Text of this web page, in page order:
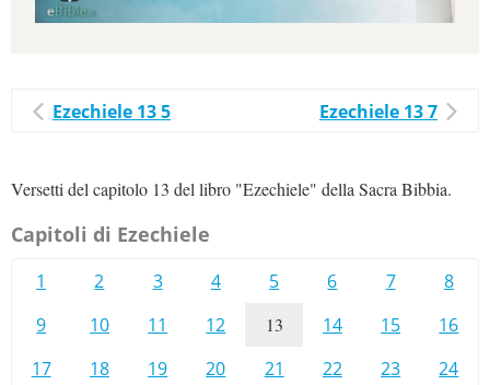
Ezechiele 13 5 Ezechiele 13 7
Versetti del capitolo 13 del libro "Ezechiele" della Sacra Bibbia.
Capitoli di Ezechiele
1 2 3 4 5 6 7
8
9
10 11 12 13 14 15
16
17
18 19 20 21 22 23
24